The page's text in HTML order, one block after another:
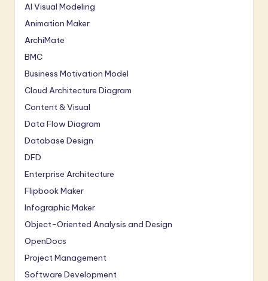
AI Visual Modeling
Animation Maker
ArchiMate
BMC
Business Motivation Model
Cloud Architecture Diagram
Content & Visual
Data Flow Diagram
Database Design
DFD
Enterprise Architecture
Flipbook Maker
Infographic Maker
Object-Oriented Analysis and Design
OpenDocs
Project Management
Software Development